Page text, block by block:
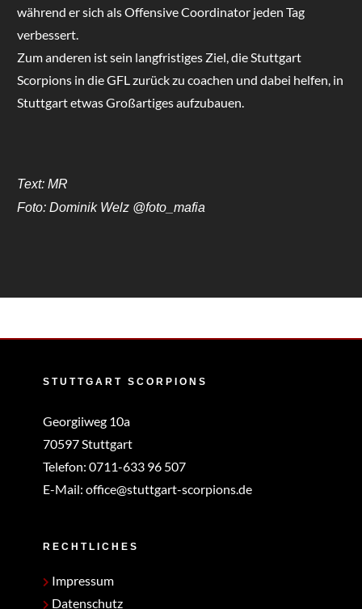
während er sich als Offensive Coordinator jeden Tag
verbessert.
Zum anderen ist sein langfristiges Ziel, die Stuttgart
Scorpions in die GFL zurück zu coachen und dabei helfen, in
Stuttgart etwas Großartiges aufzubauen.
Text: MR
Foto: Dominik Welz @foto_mafia
STUTTGART SCORPIONS
Georgiiweg 10a
70597 Stuttgart
Telefon: 0711-633 96 507
E-Mail: office@stuttgart-scorpions.de
RECHTLICHES
Impressum
Datenschutz